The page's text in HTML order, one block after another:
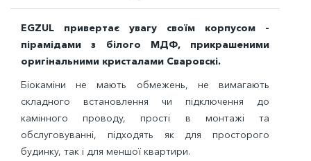
EGZUL привертає увагу своїм корпусом -
пірамідами з білого МДФ, прикрашеними
оригінальними кристалами Сваровскі.
Біокаміни не мають обмежень, не вимагають
складного встановлення чи підключення до
камінного проводу, прості в монтажі та
обслуговуванні, підходять як для просторого
будинку, так і для меншої квартири.